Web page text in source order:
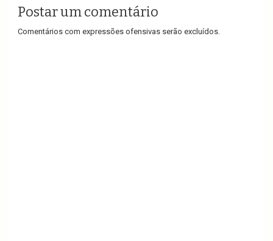
Postar um comentário
Comentários com expressões ofensivas serão excluídos.